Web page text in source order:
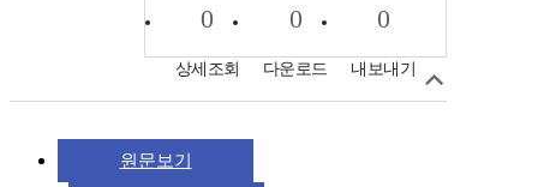
0
상세조회
0
다운로드
0
내보내기
원문보기